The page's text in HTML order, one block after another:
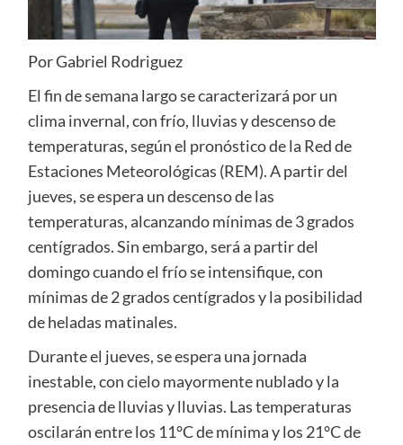
Por Gabriel Rodriguez
El fin de semana largo se caracterizará por un
clima invernal, con frío, lluvias y descenso de
temperaturas, según el pronóstico de la Red de
Estaciones Meteorológicas (REM). A partir del
jueves, se espera un descenso de las
temperaturas, alcanzando mínimas de 3 grados
centígrados. Sin embargo, será a partir del
domingo cuando el frío se intensifique, con
mínimas de 2 grados centígrados y la posibilidad
de heladas matinales.
Durante el jueves, se espera una jornada
inestable, con cielo mayormente nublado y la
presencia de lluvias y lluvias. Las temperaturas
oscilarán entre los 11°C de mínima y los 21°C de